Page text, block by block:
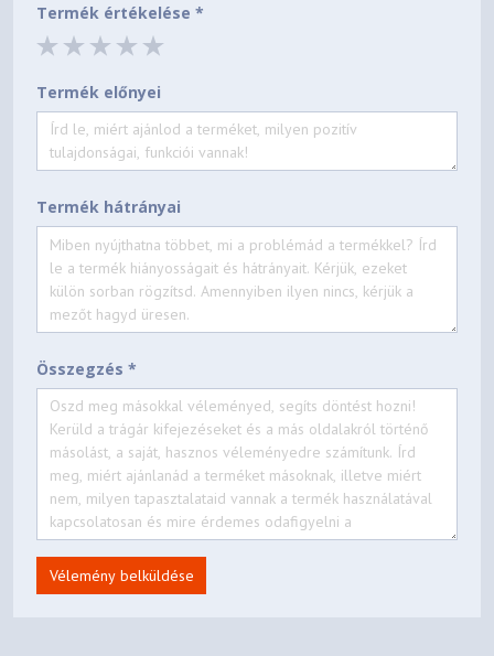
Termék értékelése *
Termék előnyei
Termék hátrányai
Összegzés *
Vélemény belküldése